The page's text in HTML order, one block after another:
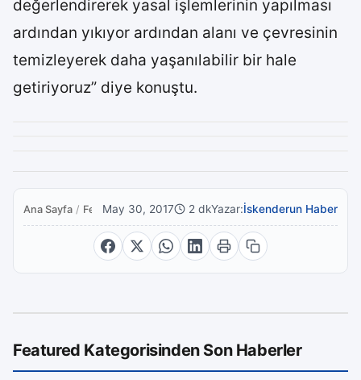
değerlendirerek yasal işlemlerinin yapılması
ardından yıkıyor ardından alanı ve çevresinin
temizleyerek daha yaşanılabilir bir hale
getiriyoruz” diye konuştu.
Ana Sayfa / FeaturedMay 30, 2017 2 dkYazar:İskenderun Haber
Featured Kategorisinden Son Haberler